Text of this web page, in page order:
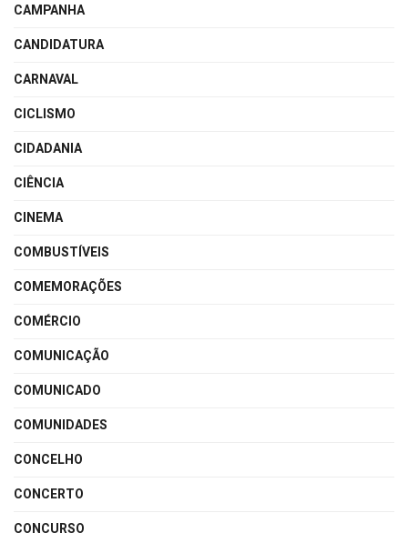
CAMPANHA
CANDIDATURA
CARNAVAL
CICLISMO
CIDADANIA
CIÊNCIA
CINEMA
COMBUSTÍVEIS
COMEMORAÇÕES
COMÉRCIO
COMUNICAÇÃO
COMUNICADO
COMUNIDADES
CONCELHO
CONCERTO
CONCURSO